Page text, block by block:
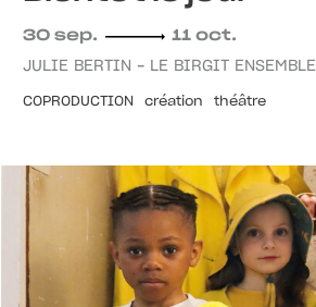
30 sep.
11 oct.
JULIE BERTIN – LE BIRGIT ENSEMBLE
COPRODUCTION création théâtre